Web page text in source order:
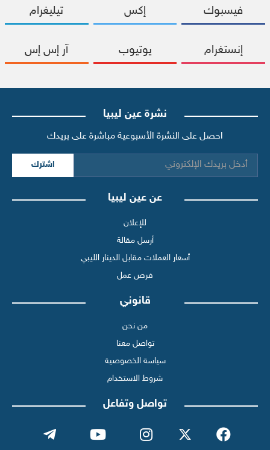
فيسبوك إكس تيليغرام
إنستغرام يوتيوب آر إس إس
نشرة عين ليبيا
احصل على النشرة الأسبوعية مباشرة على بريدك
اشترك
عن عين ليبيا
للإعلان
أرسل مقالة
أسعار العملات مقابل الدينار الليبي
فرص عمل
قانوني
من نحن
تواصل معنا
سياسة الخصوصية
شروط الاستخدام
تواصل وتفاعل